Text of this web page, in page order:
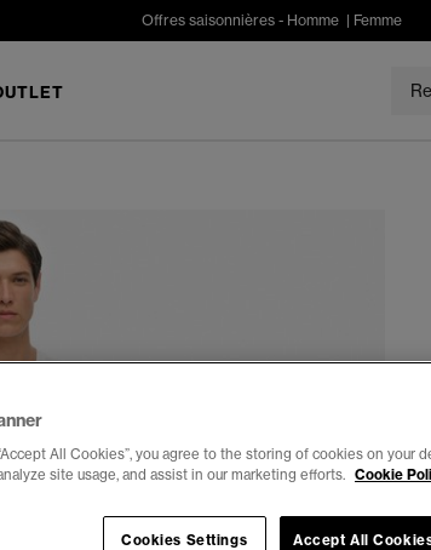
Offres saisonnières - Homme| Femme
All Cookies”, you agree to the storing of cookies on your
site usage, and assist in our marketing efforts. Cookie
Cookies Settings Accept All